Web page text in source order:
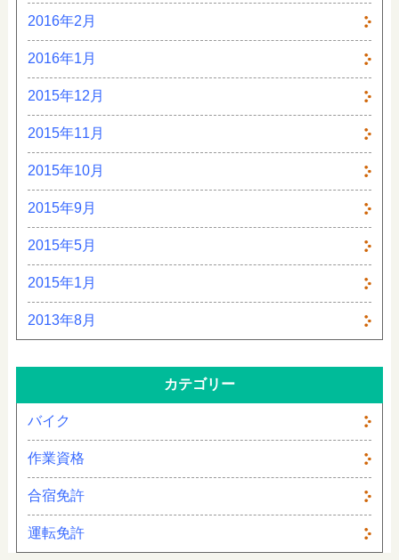
2016年2月
2016年1月
2015年12月
2015年11月
2015年10月
2015年9月
2015年5月
2015年1月
2013年8月
カテゴリー
バイク
作業資格
合宿免許
運転免許